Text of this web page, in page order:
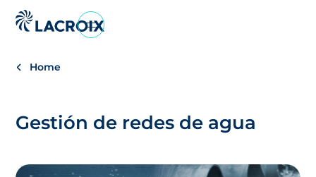
Home
Gestión de redes de agua